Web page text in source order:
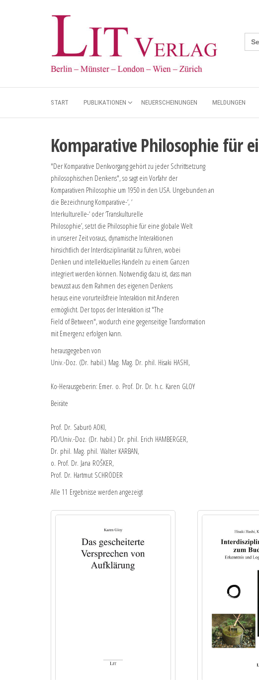
for:
START PUBLIKATIONEN NEUERSCHEINUNGEN MELDUNGEN
Komparative Philosophie für
"Der Komparative Denkvorgang gehört zu jeder Schrittsetzung
philosophischen Denkens", so sagt ein Vorfahr der
Komparativen Philosophie um 1950 in den USA. Ungebunden an
die Bezeichnung Komparative-‘, ‘
Interkulturelle-‘ oder ‘Transkulturelle
Philosophie’, setzt die Philosophie für eine globale Welt
in unserer Zeit voraus, dynamische Interaktionen
hinsichtlich der Interdisziplinarität zu führen, wobei
Denken und intellektuelles Handeln zu einem Ganzen
integriert werden können. Notwendig dazu ist, dass man
bewusst aus dem Rahmen des eigenen Denkens
heraus eine vorurteilsfreie Interaktion mit Anderen
ermöglicht. Der topos der Interaktion ist "The
Field of Between", wodurch eine gegenseitige Transformation
mit Emergenz erfolgen kann.
herausgegeben von
Univ.-Doz. (Dr. habil.) Mag. Mag. Dr. phil. Hisaki HASHI,
Ko-Herausgeberin: Emer. o. Prof. Dr. Dr. h.c. Karen GLOY
Beiräte
Prof. Dr. Saburō AOKI,
PD/Univ.-Doz. (Dr. habil.) Dr. phil. Erich HAMBERGER,
Dr. phil. Mag. phil. Walter KARBAN,
o. Prof. Dr. Jana ROŠKER,
Prof. Dr. Hartmut SCHRÖDER
Alle 11 Ergebnisse werden angezeigt